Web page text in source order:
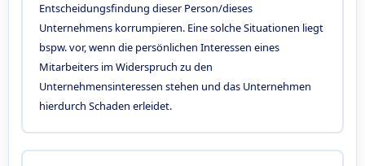
Entscheidungsfindung dieser Person/dieses
Unternehmens korrumpieren. Eine solche Situationen liegt
bspw. vor, wenn die persönlichen Interessen eines
Mitarbeiters im Widerspruch zu den
Unternehmensinteressen stehen und das Unternehmen
hierdurch Schaden erleidet.